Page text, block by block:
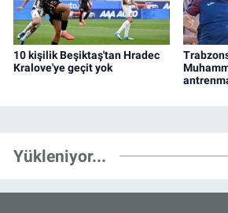
10 kişilik Beşiktaş'tan Hradec
Kralove'ye geçit yok
Yükleniyor...